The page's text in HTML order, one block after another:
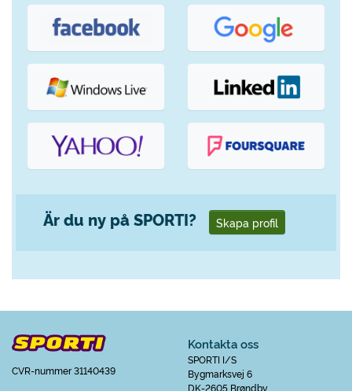
Är du ny på SPORTI? Skapa profil
CVR-nummer 31140439
Kontakta oss
SPORTI I/S
Bygmarksvej 6
DK-2605 Brøndby